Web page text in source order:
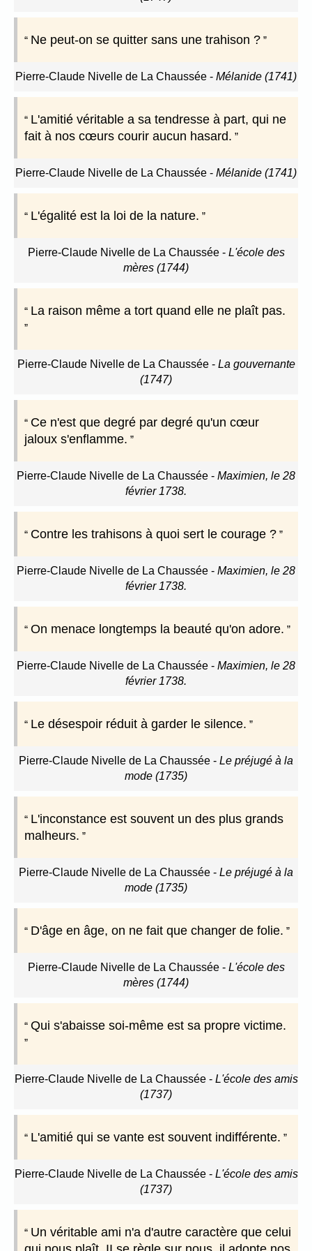
Ne peut-on se quitter sans une trahison ?
Pierre-Claude Nivelle de La Chaussée - Mélanide (1741)
L'amitié véritable a sa tendresse à part, qui ne
fait à nos cœurs courir aucun hasard.
Pierre-Claude Nivelle de La Chaussée - Mélanide (1741)
L'égalité est la loi de la nature.
Pierre-Claude Nivelle de La Chaussée- L'école des
mères (1744)
La raison même a tort quand elle ne plaît pas.
Pierre-Claude Nivelle de La Chaussée- La gouvernante
(1747)
Ce n'est que degré par degré qu'un cœur
jaloux s'enflamme.
Pierre-Claude Nivelle de La Chaussée - Maximien, le 28
février 1738.
Contre les trahisons à quoi sert le courage ?
Pierre-Claude Nivelle de La Chaussée - Maximien, le 28
février 1738.
On menace longtemps la beauté qu'on adore.
Pierre-Claude Nivelle de La Chaussée - Maximien, le 28
février 1738.
Le désespoir réduit à garder le silence.
Pierre-Claude Nivelle de La Chaussée - Le préjugé à la
mode (1735)
L'inconstance est souvent un des plus grands
malheurs.
Pierre-Claude Nivelle de La Chaussée - Le préjugé à la
mode (1735)
D'âge en âge, on ne fait que changer de folie.
Pierre-Claude Nivelle de La Chaussée- L'école des
mères (1744)
Qui s'abaisse soi-même est sa propre victime.
Pierre-Claude Nivelle de La Chaussée- L'école des amis
(1737)
L'amitié qui se vante est souvent indifférente.
Pierre-Claude Nivelle de La Chaussée- L'école des amis
(1737)
Un véritable ami n'a d'autre caractère que celui